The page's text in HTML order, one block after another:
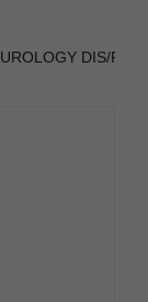
UROLOGY DIS/